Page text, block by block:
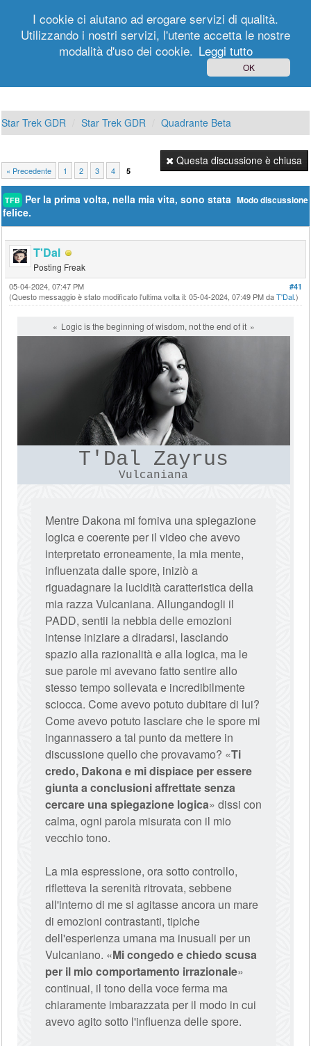
Registrati
Star Trek GDR Star Trek GDR Quadrante Beta
« Precedente 1 2 3 4 5
Questa discussione è chiusa
Modo discussione
TFB Per la prima volta, nella mia vita, sono stata
felice.
T'Dal
Posting Freak
#41
05-04-2024, 07:47 PM
(Questo messaggio è stato modificato l'ultima volta il: 05-04-2024, 07:49 PM daT'Dal.)
Logic is the beginning of wisdom, not the end of it
T'Dal Zayrus
Vulcaniana
Mentre Dakona mi forniva una spiegazione
logica e coerente per il video che avevo
interpretato erroneamente, la mia mente,
influenzata dalle spore, iniziò a
riguadagnare la lucidità caratteristica della
mia razza Vulcaniana. Allungandogli il
PADD, sentii la nebbia delle emozioni
intense iniziare a diradarsi, lasciando
spazio alla razionalità e alla logica, ma le
sue parole mi avevano fatto sentire allo
stesso tempo sollevata e incredibilmente
sciocca. Come avevo potuto dubitare di lui?
Come avevo potuto lasciare che le spore mi
ingannassero a tal punto da mettere in
discussione quello che provavamo? «Ti
credo, Dakona e mi dispiace per essere
giunta a conclusioni affrettate senza
cercare una spiegazione logica» dissi con
calma, ogni parola misurata con il mio
vecchio tono.
La mia espressione, ora sotto controllo,
rifletteva la serenità ritrovata, sebbene
all'interno di me si agitasse ancora un mare
di emozioni contrastanti, tipiche
dell'esperienza umana ma inusuali per un
Vulcaniano. «Mi congedo e chiedo scusa
per il mio comportamento irrazionale»
continuai, il tono della voce ferma ma
chiaramente imbarazzata per il modo in cui
avevo agito sotto l'influenza delle spore.
I cookie ci aiutano ad erogare servizi di qualità.
Utilizzando i nostri servizi, l'utente accetta le nostre
modalità d'uso dei cookie. Leggi tutto
OK